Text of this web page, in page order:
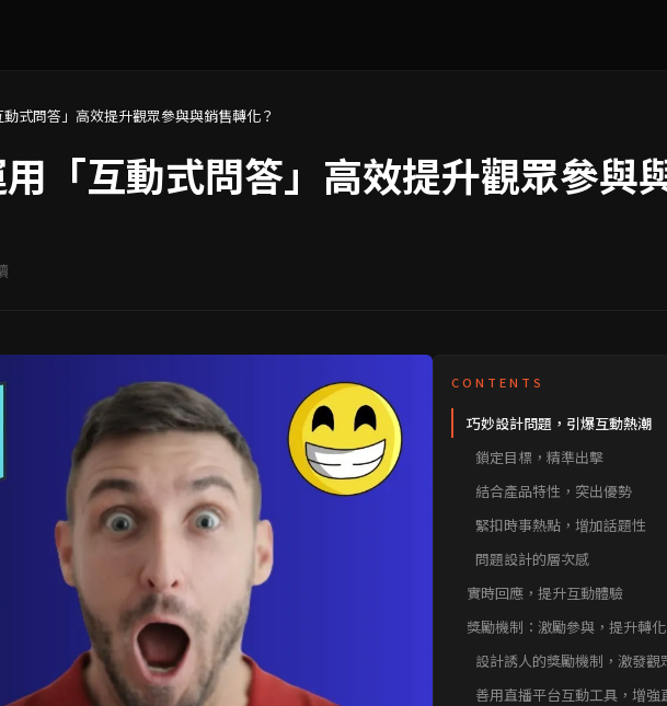
式問答」高效提升觀眾參與與銷售轉化？
「互動式問答」高效提升觀眾參與
CONTENTS
巧妙設計問題，引爆互動熱潮
鎖定目標，精準出擊
結合產品特性，突出優勢
緊扣時事熱點，增加話題性
問題設計的層次感
實時回應，提升互動體驗
獎勵機制：激勵參與，提升轉
析：優化策略，持續提升，如何
播中運用互動問答提升銷售
設計誘人的獎勵機制，激發觀
善用直播平台互動工具，增強